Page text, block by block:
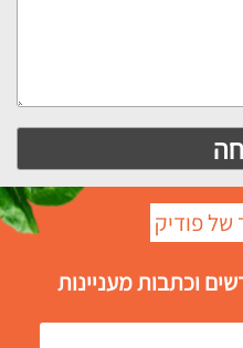
של פודיק
וכתבות מעניינות